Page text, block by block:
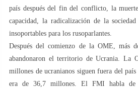
país después del fin del conflicto, la
capacidad, la radicalización de la
insoportables para los rusoparlantes.
Después del comienzo de la OME, más
abandonaron el territorio de Ucrania. La
millones de ucranianos siguen fuera del
era de 36,7 millones. El FMI habla de